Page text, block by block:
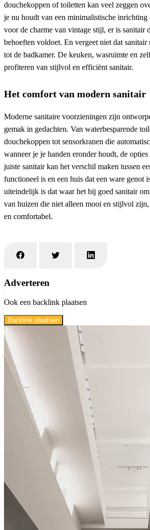
douchekoppen of toiletten kan veel zeggen
je nu houdt van een minimalistische
voor de charme van vintage stijl, er is sanitair
behoeften voldoet. En vergeet niet dat sanitair
tot de badkamer. De keuken, wasruimte en
profiteren van stijlvol en efficiënt sanitair.
Het comfort van modern sanitair
Moderne sanitaire voorzieningen zijn
gemak in gedachten. Van waterbesparende
douchekoppen tot sensorkranen die
wanneer je je handen eronder houdt, de
juiste sanitair kan het verschil maken tussen
functioneel is en een huis dat een ware genot
uiteindelijk is dat waar het bij goed sanitair
van huizen die niet alleen mooi en stijlvol
en comfortabel.
Adverteren
Ook een backlink plaatsen
Backlink plaatsen